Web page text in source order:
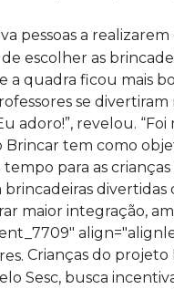
pessoas a
escolher as
a quadra ficou mais
se
adoro!”, revelou. “Foi
Brincar tem como
para as
brincadeiras divertidas
maior integração,
Crianças do projeto
Sesc, busca